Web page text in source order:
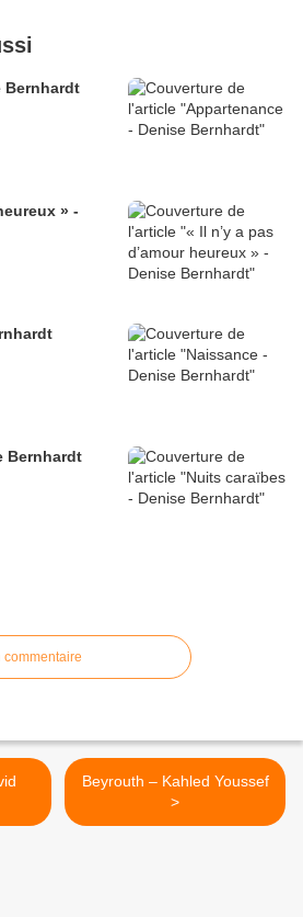
Bernhardt
» -
Bernhardt
commentaire
Beyrouth – Kahled Youssef
>